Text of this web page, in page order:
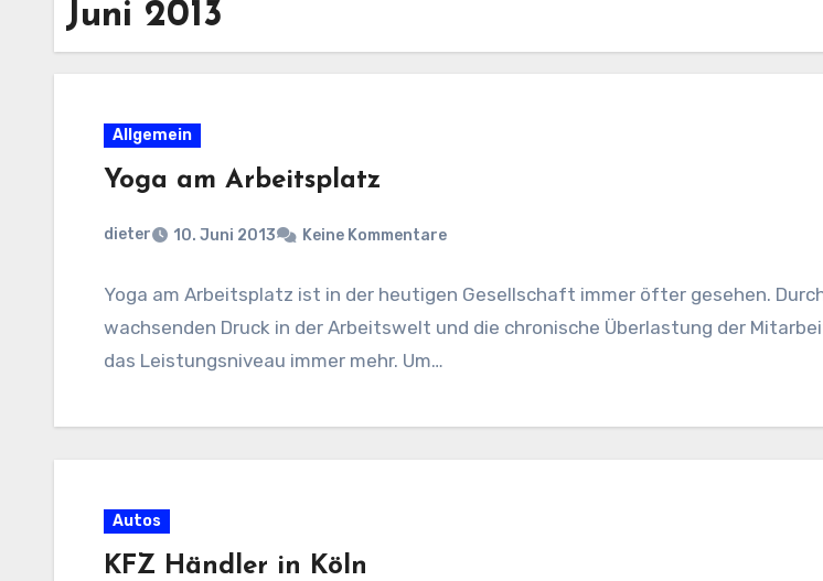
Juni 2013
Allgemein
Yoga am Arbeitsplatz
dieter 10. Juni 2013 Keine Kommentare
Yoga am Arbeitsplatz ist in der heutigen Gesellschaft immer öfter gesehen.
wachsenden Druck in der Arbeitswelt und die chronische Überlastung der
das Leistungsniveau immer mehr. Um…
Autos
KFZ Händler in Köln